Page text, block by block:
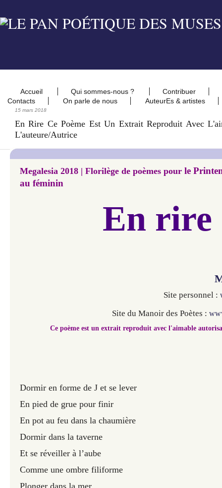
Accueil Qui sommes-nous ?
Contribuer
Contacts
On parle de nous AuteurEs & artistes
15 mars 2018
En Rire Ce Poème Est Un Extrait Reproduit Avec
L'auteure/autrice
Megalesia 2018 | Florilège de poèmes pour le
au féminin
En rire
Site personnel :
Site du Manoir des Poètes :
Ce poème est un extrait reproduit avec l'aimable
Dormir en forme de J et se lever
En pied de grue pour finir
En pot au feu dans la chaumière
Dormir dans la taverne
Et se réveiller à l’aube
Comme une ombre filiforme
Plonger dans la mer